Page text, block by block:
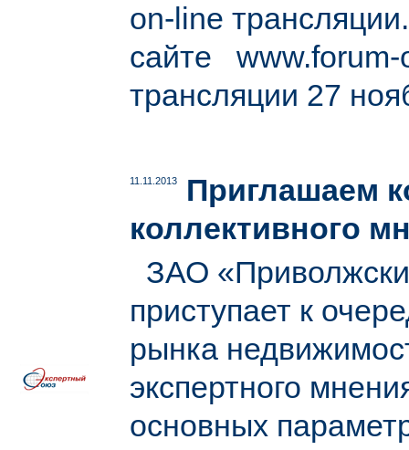
on-line
сайте www.forum-
трансляции 27
11.11.2013
Приглашаем
коллективного
ЗАО
приступает к
рынка
экспертного
основных